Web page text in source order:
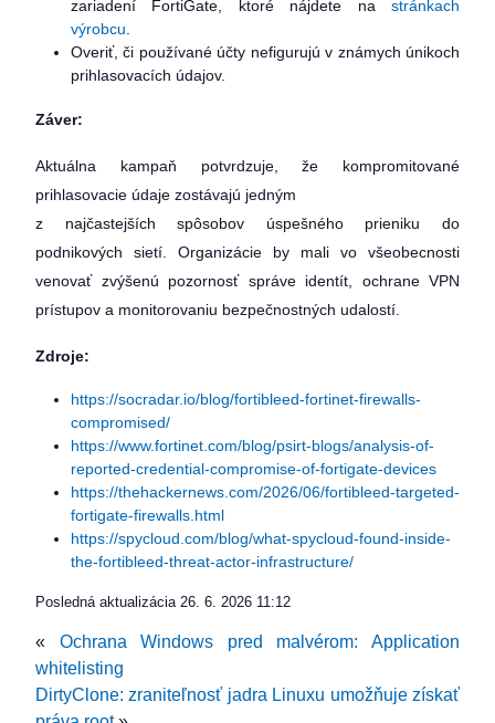
zariadení FortiGate, ktoré nájdete na stránkach
výrobcu
Overiť, či používané účty nefigurujú v známych únikoch
prihlasovacích údajov.
Záver:
Aktuálna kampaň potvrdzuje, že kompromitované
prihlasovacie údaje zostávajú jedným
z najčastejších spôsobov úspešného prieniku do
podnikových sietí. Organizácie by mali vo všeobecnosti
venovať zvýšenú pozornosť správe identít, ochrane VPN
prístupov a monitorovaniu bezpečnostných udalostí.
Zdroje:
https://socradar.io/blog/fortibleed-fortinet-firewalls-
compromised/
https://www.fortinet.com/blog/psirt-blogs/analysis-of-
reported-credential-compromise-of-fortigate-devices
https://thehackernews.com/2026/06/fortibleed-targeted-
fortigate-firewalls.html
https://spycloud.com/blog/what-spycloud-found-inside-
the-fortibleed-threat-actor-infrastructure/
Posledná aktualizácia 26. 6. 2026 11:12
« Ochrana Windows pred malvérom: Application
whitelisting
DirtyClone: zraniteľnosť jadra Linuxu umožňuje získať